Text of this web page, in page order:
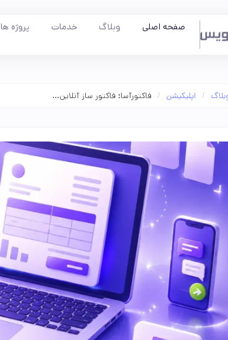
صفحه اصلی وبلاگ خدمات پروژه ها
/ اپلیکیشن / فاکتورآسا؛ فاکتور ساز آنلاین...